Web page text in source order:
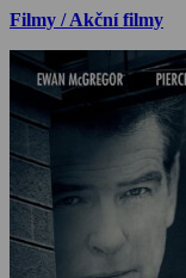
Filmy / Akční filmy